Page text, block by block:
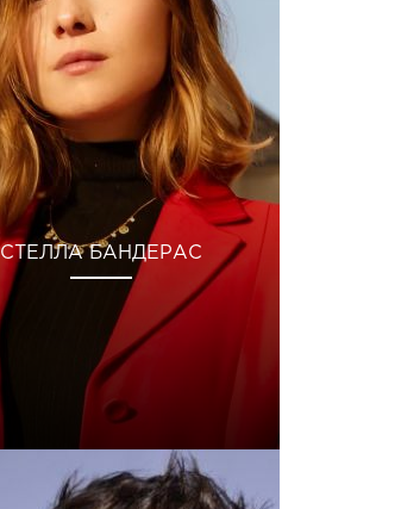
СТЕЛЛА БАНДЕРАС